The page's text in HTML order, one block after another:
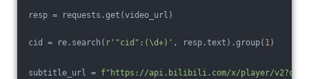
resp = requests.get(video_url)
cid = re.search( r'"cid":(\d+)' , resp.text).group( 1)
subtitle_url = f"https://api.bilibili.com/x/player/v2?cid=